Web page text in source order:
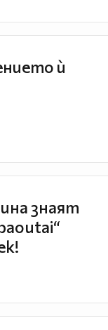
ѝ
знаят